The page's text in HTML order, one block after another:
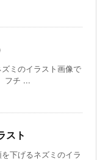
ミのイラスト画像で
フチ ...
スト
下げるネズミのイラ